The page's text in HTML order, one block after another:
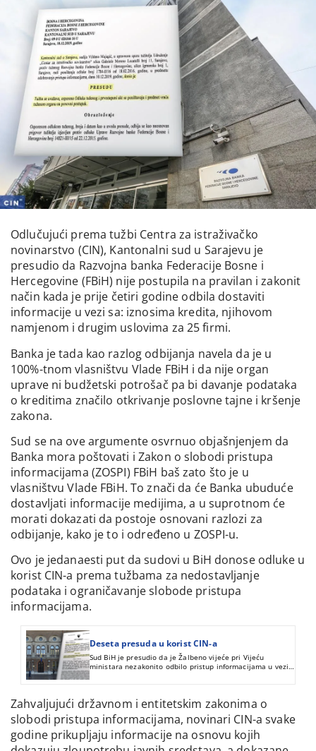
Odlučujući prema tužbi Centra za istraživačko
novinarstvo (CIN), Kantonalni sud u Sarajevu je
presudio da Razvojna banka Federacije Bosne i
Hercegovine (FBiH) nije postupila na pravilan i zakonit
način kada je prije četiri godine odbila dostaviti
informacije u vezi sa: iznosima kredita, njihovom
namjenom i drugim uslovima za 25 firmi.
Banka je tada kao razlog odbijanja navela da je u
100%-tnom vlasništvu Vlade FBiH i da nije organ
uprave ni budžetski potrošač pa bi davanje podataka
o kreditima značilo otkrivanje poslovne tajne i kršenje
zakona.
Sud se na ove argumente osvrnuo objašnjenjem da
Banka mora poštovati i Zakon o slobodi pristupa
informacijama (ZOSPI) FBiH baš zato što je u
vlasništvu Vlade FBiH. To znači da će Banka ubuduće
dostavljati informacije medijima, a u suprotnom će
morati dokazati da postoje osnovani razlozi za
odbijanje, kako je to i određeno u ZOSPI-u.
Ovo je jedanaesti put da sudovi u BiH donose odluke u
korist CIN-a prema tužbama za nedostavljanje
podataka i ograničavanje slobode pristupa
informacijama.
Deseta presuda u korist CIN-a
Sud BiH je presudio da je Žalbeno vijeće pri Vijeću
ministara nezakonito odbilo pristup informacijama u vezi
sa primanjima članova Predsjedništva.
Zahvaljujući državnom i entitetskim zakonima o
slobodi pristupa informacijama, novinari CIN-a svake
godine prikupljaju informacije na osnovu kojih